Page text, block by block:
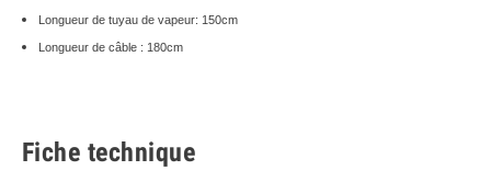
Longueur de tuyau de vapeur: 150cm
Longueur de câble : 180cm
Fiche technique